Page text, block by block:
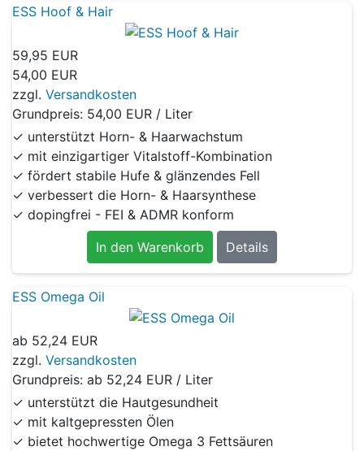
ESS Hoof & Hair
59,95 EUR
54,00 EUR
zzgl. Versandkosten
Grundpreis: 54,00 EUR / Liter
✓ unterstützt Horn- & Haarwachstum
✓ mit einzigartiger Vitalstoff-Kombination
✓ fördert stabile Hufe & glänzendes Fell
✓ verbessert die Horn- & Haarsynthese
✓ dopingfrei - FEI & ADMR konform
In den Warenkorb
Details
ESS Omega Oil
ab 52,24 EUR
zzgl. Versandkosten
Grundpreis: ab 52,24 EUR / Liter
✓ unterstützt die Hautgesundheit
✓ mit kaltgepressten Ölen
✓ bietet hochwertige Omega 3 Fettsäuren